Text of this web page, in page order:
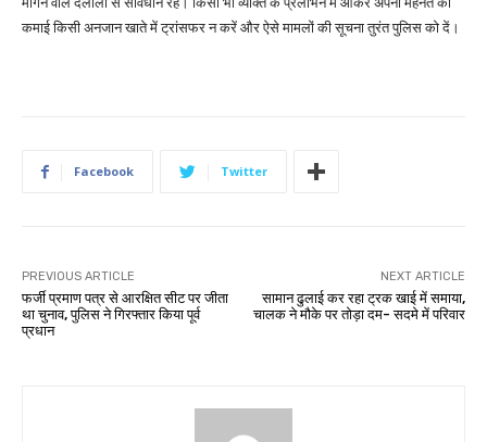
कमाई किसी अनजान खाते में ट्रांसफर न करें और ऐसे मामलों की सूचना तुरंत पुलिस को दें।
Facebook Twitter
PREVIOUS ARTICLE
फर्जी प्रमाण पत्र से आरक्षित सीट पर जीता
था चुनाव, पुलिस ने गिरफ्तार किया पूर्व
प्रधान
NEXT ARTICLE
सामान ढुलाई कर रहा ट्रक खाई में समाया,
चालक ने मौके पर तोड़ा दम- सदमे में परिवार